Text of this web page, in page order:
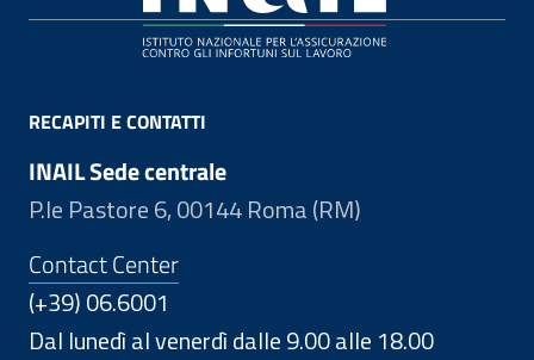
RECAPITI E CONTATTI
INAIL Sede centrale
P.le Pastore 6, 00144 Roma (RM)
Contact Center
(+39) 06.6001
Dal lunedì al venerdì dalle 9.00 alle 18.00